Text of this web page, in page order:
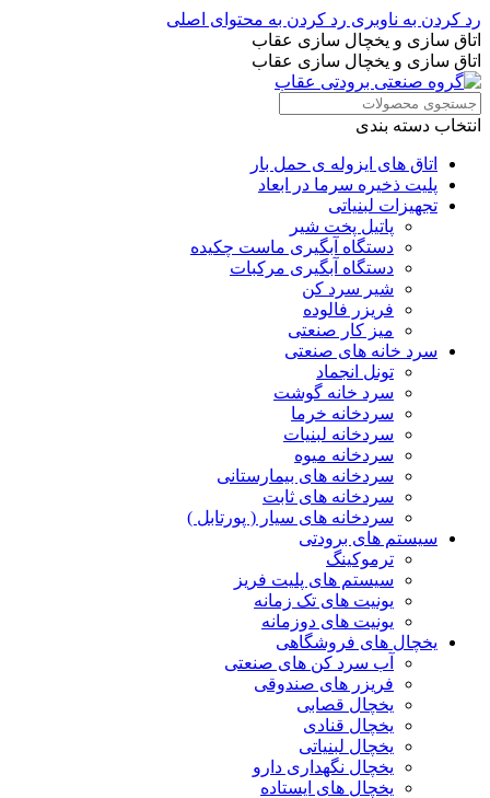
رد کردن به ناوبری رد کردن به محتوای اصلی
اتاق سازی و یخچال سازی عقاب
اتاق سازی و یخچال سازی عقاب
انتخاب دسته بندی
اتاق های ایزوله ی حمل بار
پلیت ذخیره سرما در ابعاد
تجهیزات لبنیاتی
پاتیل پخت شیر
دستگاه آبگیری ماست چکیده
دستگاه آبگیری مرکبات
شیر سرد کن
فریزر فالوده
میز کار صنعتی
سرد خانه های صنعتی
تونل انجماد
سرد خانه گوشت
سردخانه خرما
سردخانه لبنیات
سردخانه میوه
سردخانه های بیمارستانی
سردخانه های ثابت
سردخانه های سیار ( پورتابل )
سیستم های برودتی
ترموکینگ
سیستم های پلیت فریز
یونیت های تک زمانه
یونیت های دوزمانه
یخچال های فروشگاهی
آب سرد کن های صنعتی
فریزر های صندوقی
یخچال قصابی
یخچال قنادی
یخچال لبنیاتی
یخچال نگهداری دارو
یخچال های ایستاده